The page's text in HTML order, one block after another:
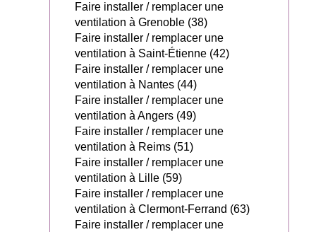
Faire installer / remplacer une
ventilation à Grenoble (38)
Faire installer / remplacer une
ventilation à Saint-Étienne (42)
Faire installer / remplacer une
ventilation à Nantes (44)
Faire installer / remplacer une
ventilation à Angers (49)
Faire installer / remplacer une
ventilation à Reims (51)
Faire installer / remplacer une
ventilation à Lille (59)
Faire installer / remplacer une
ventilation à Clermont-Ferrand (63)
Faire installer / remplacer une